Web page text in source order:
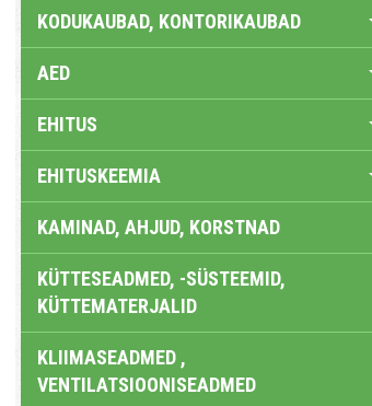
KODUKAUBAD, KONTORIKAUBAD
AED
EHITUS
EHITUSKEEMIA
KAMINAD, AHJUD, KORSTNAD
KÜTTESEADMED, -SÜSTEEMID,
KÜTTEMATERJALID
KLIIMASEADMED ,
VENTILATSIOONISEADMED